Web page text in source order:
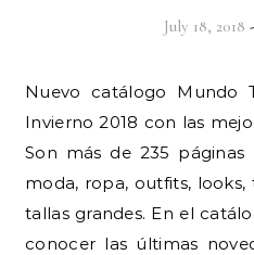
July 18, 2018
Nuevo catálogo Mundo Terra Look Terra Otoño
Invierno 2018 con las
Son más de 235 páginas
moda, ropa, outfits,
tallas grandes. En el
conocer las últimas